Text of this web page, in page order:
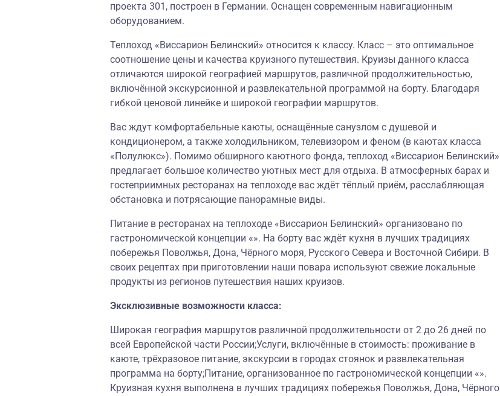
проекта 301, построен в Германии. Оснащен современным навигационным
оборудованием.
Теплоход «Виссарион Белинский» относится к классу. Класс – это оптимальное
соотношение цены и качества круизного путешествия. Круизы данного класса
отличаются широкой географией маршрутов, различной продолжительностью,
включённой экскурсионной и развлекательной программой на борту. Благодаря
гибкой ценовой линейке и широкой географии маршрутов.
Вас ждут комфортабельные каюты, оснащённые санузлом с душевой и
кондиционером, а также холодильником, телевизором и феном (в каютах класса
«Полулюкс»). Помимо обширного каютного фонда, теплоход «Виссарион Белинский»
предлагает большое количество уютных мест для отдыха. В атмосферных барах и
гостеприимных ресторанах на теплоходе вас ждёт тёплый приём, расслабляющая
обстановка и потрясающие панорамные виды.
Питание в ресторанах на теплоходе «Виссарион Белинский» организовано по
гастрономической концепции «». На борту вас ждёт кухня в лучших традициях
побережья Поволжья, Дона, Чёрного моря, Русского Севера и Восточной Сибири. В
своих рецептах при приготовлении наши повара используют свежие локальные
продукты из регионов путешествия наших круизов.
Эксклюзивные возможности класса:
Широкая география маршрутов различной продолжительности от 2 до 26 дней по
всей Европейской части России;Услуги, включённые в стоимость: проживание в
каюте, трёхразовое питание, экскурсии в городах стоянок и развлекательная
программа на борту;Питание, организованное по гастрономической концепции «».
Круизная кухня выполнена в лучших традициях побережья Поволжья, Дона, Чёрного